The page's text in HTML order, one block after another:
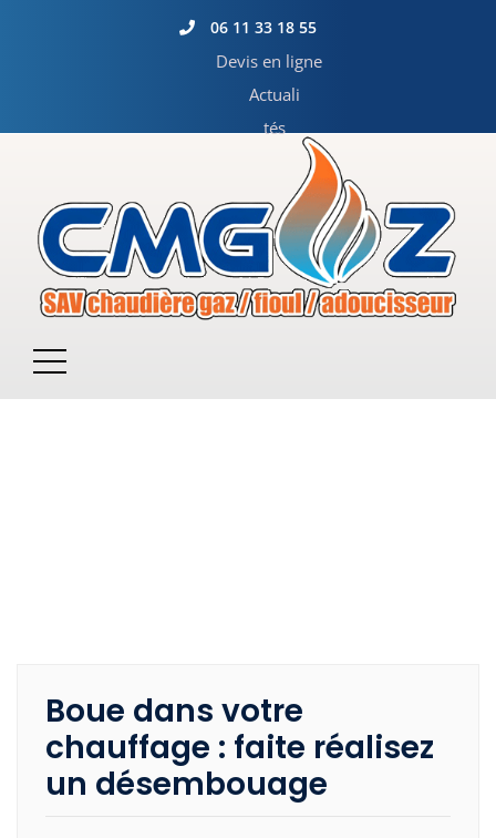
06 11 33 18 55
Devis en ligne
Actuali
tés
Catégorie :
Boue dans votre
chauffage : faite réalisez
un désembouage